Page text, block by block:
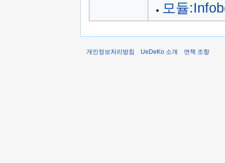
모듈
개인정보처리방침 UeDeKo 소개 면책 조항